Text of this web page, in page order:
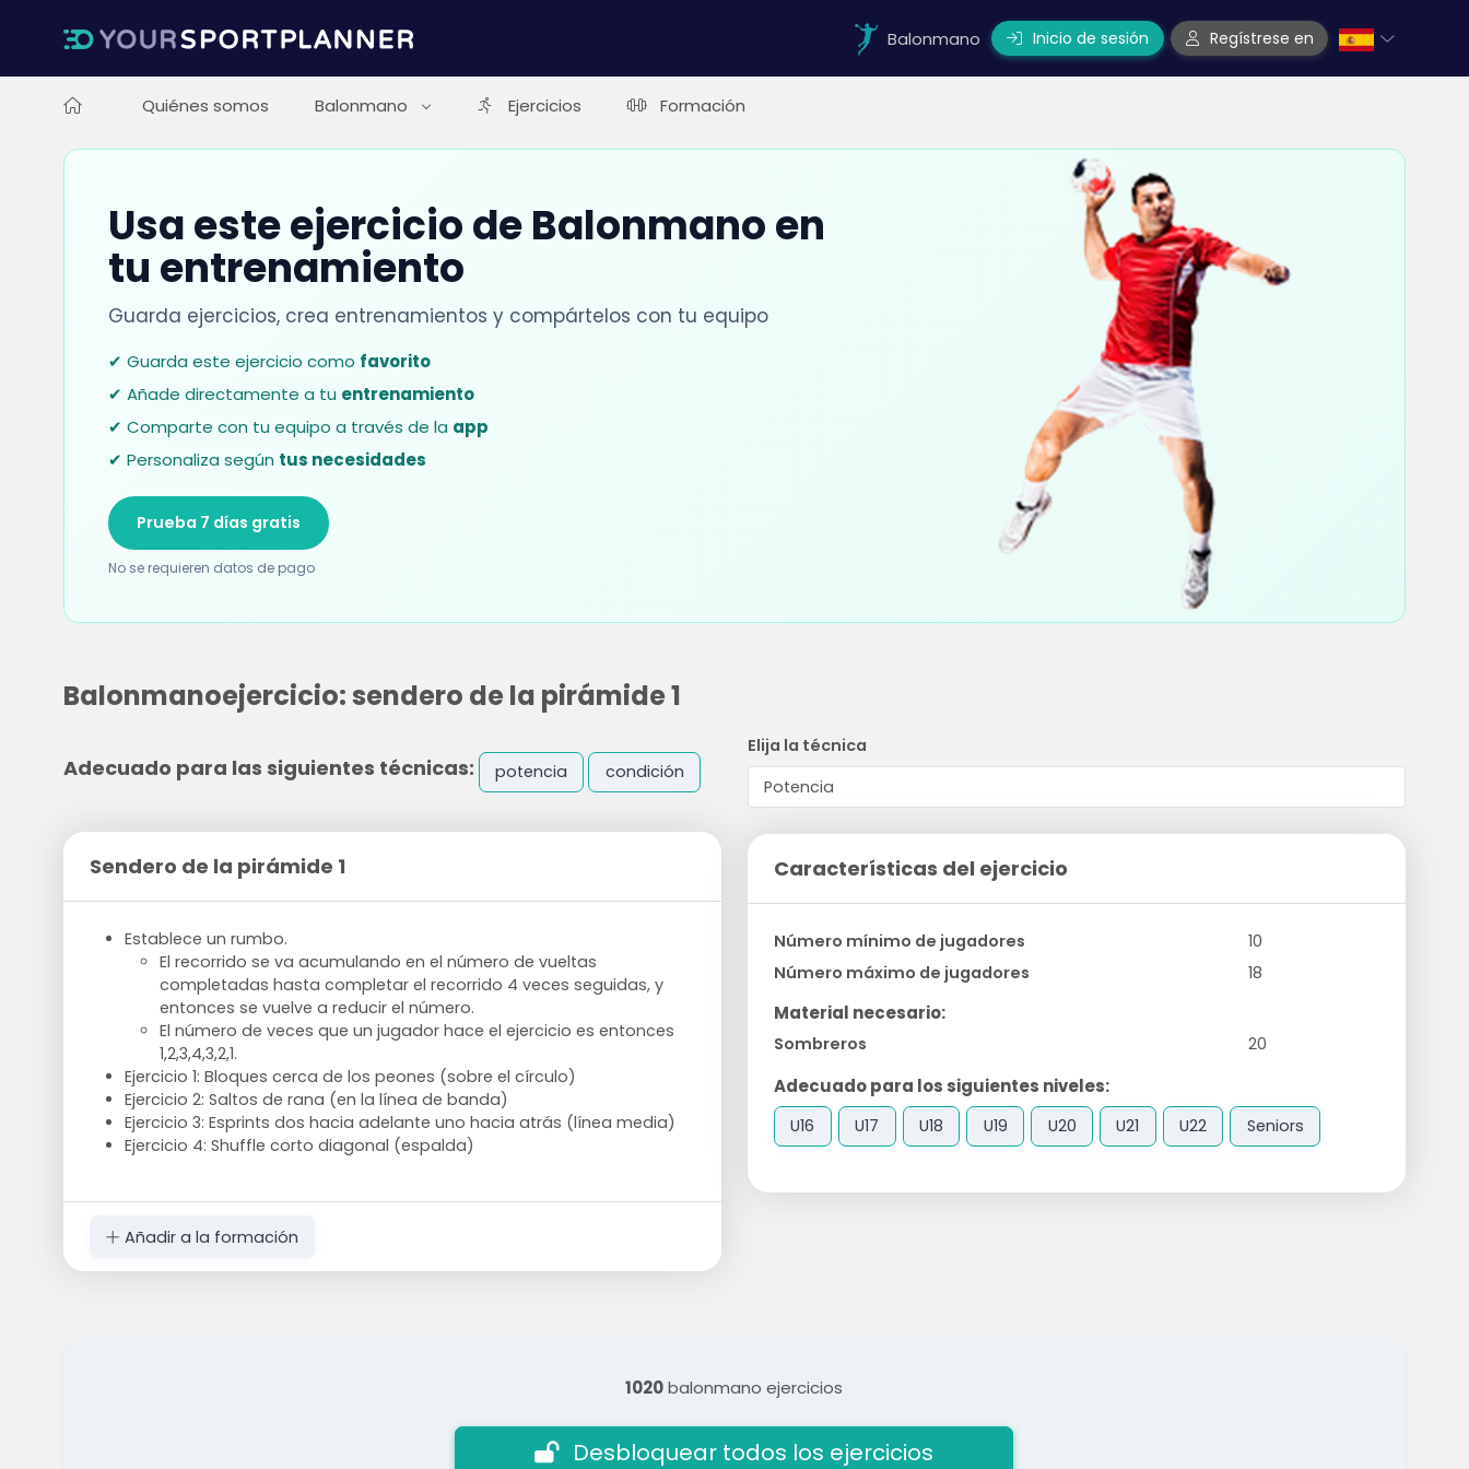
Balonmano Inicio de sesión Regístrese en
Quiénes somos Balonmano Ejercicios Formación
Usa este ejercicio de Balonmano en
tu entrenamiento
Guarda ejercicios, crea entrenamientos y compártelos con tu equipo
✔ Guarda este ejercicio como favorito
✔ Añade directamente a tu entrenamiento
✔ Comparte con tu equipo a través de la app
✔ Personaliza según tus necesidades
Prueba 7 días gratis
No se requieren datos de pago
Balonmanoejercicio: sendero de la pirámide 1
Adecuado para las siguientes técnicas: potencia condición
Sendero de la pirámide 1
Establece un rumbo.
El recorrido se va acumulando en el número de vueltas
completadas hasta completar el recorrido 4 veces seguidas, y
entonces se vuelve a reducir el número.
El número de veces que un jugador hace el ejercicio es entonces
1,2,3,4,3,2,1.
Ejercicio 1: Bloques cerca de los peones (sobre el círculo)
Ejercicio 2: Saltos de rana (en la línea de banda)
Ejercicio 3: Esprints dos hacia adelante uno hacia atrás (línea media)
Ejercicio 4: Shuffle corto diagonal (espalda)
Añadir a la formación
Elija la técnica
Características del ejercicio
Número mínimo de jugadores
10
Número máximo de jugadores
18
Material necesario:
Sombreros 20
Adecuado para los siguientes niveles:
U16 U17 U18 U19 U20 U21 U22 Seniors
1020balonmano ejercicios
Desbloquear todos los ejercicios